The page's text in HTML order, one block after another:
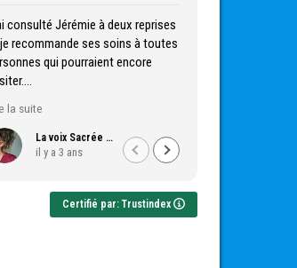
à deux reprises
soins à toutes
encore
et nécessaire pour
les clés pour être
et fort compétent.
La voix Sacrée De SaRâ
ans
Parfait excellente
Personne très bienveillante
Et agréable
Certifié par: Trustindex